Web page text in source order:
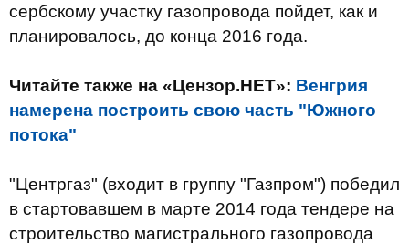
сербскому участку газопровода пойдет, как и
планировалось, до конца 2016 года.
Читайте также на «Цензор.НЕТ»: Венгрия
намерена построить свою часть "Южного
потока"
"Центргаз" (входит в группу "Газпром") победил
в стартовавшем в марте 2014 года тендере на
строительство магистрального газопровода